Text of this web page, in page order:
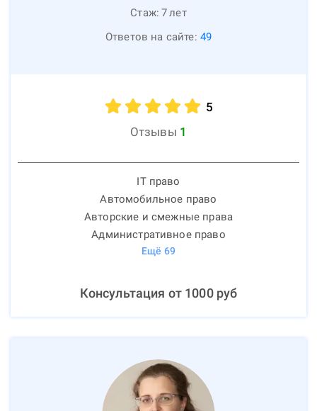
Стаж: 7лет
Ответов на сайте: 49
5
Отзывы 1
IT право
Автомобильное право
Авторские и смежные права
Административное право
Ещё 69
Консультация от 1000руб